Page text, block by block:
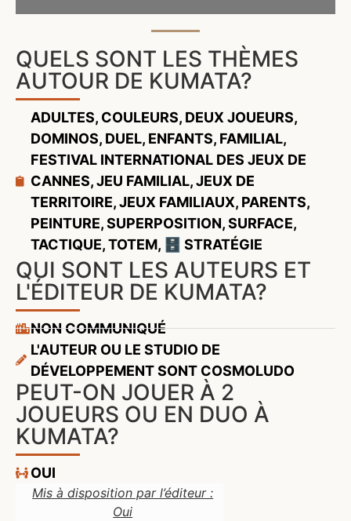
QUELS SONT LES THÈMES
AUTOUR DE KUMATA?
ADULTES, COULEURS, DEUX JOUEURS,
DOMINOS, DUEL, ENFANTS, FAMILIAL,
FESTIVAL INTERNATIONAL DES JEUX DE
CANNES,JEU FAMILIAL,JEUX DE
TERRITOIRE,JEUX FAMILIAUX, PARENTS,
PEINTURE,SUPERPOSITION,SURFACE,
TACTIQUE,TOTEM, 🗄️ STRATÉGIE
QUI SONT LES AUTEURS ET
L'ÉDITEUR DE KUMATA?
NON COMMUNIQUÉ
L'AUTEUR OU LE STUDIO DE
DÉVELOPPEMENT SONT COSMOLUDO
PEUT-ON JOUER À 2
JOUEURS OU EN DUO À
KUMATA?
OUI
Mis à disposition par l’éditeur :
Oui